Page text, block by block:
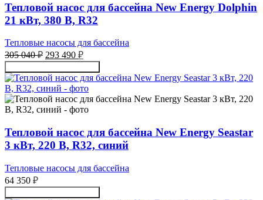
Тепловой насос для бассейна New Energy Dolphin
21 кВт, 380 В, R32
Тепловые насосы для бассейна
305 040₽ Первоначальная
цена
составляла
305
040 ₽.
293 490 ₽Текущая
цена:
293
490 ₽.
Тепловой насос для бассейна New Energy Seastar
3 кВт, 220 В, R32, синий
Тепловые насосы для бассейна
64 350 ₽